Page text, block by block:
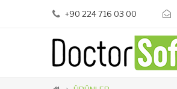
+90 224 716 03 00